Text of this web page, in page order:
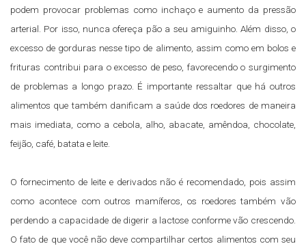
podem provocar problemas como inchaço e aumento da pressão
arterial. Por isso, nunca ofereça pão a seu amiguinho. Além disso, o
excesso de gorduras nesse tipo de alimento, assim como em bolos e
frituras contribui para o excesso de peso, favorecendo o surgimento
de problemas a longo prazo. É importante ressaltar que há outros
alimentos que também danificam a saúde dos roedores de maneira
mais imediata, como a cebola, alho, abacate, amêndoa, chocolate,
feijão, café, batata e leite.
O fornecimento de leite e derivados não é recomendado, pois assim
como acontece com outros mamíferos, os roedores também vão
perdendo a capacidade de digerir a lactose conforme vão crescendo.
O fato de que você não deve compartilhar certos alimentos com seu